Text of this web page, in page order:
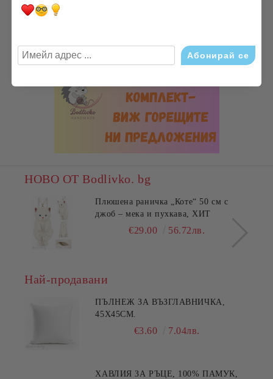
НОВО ОТ Bodlivko. bg
Плюшена раничка „Коте“ 50 см с
джоб – мека и пухкава, ХИТ
€29.00 56.72лв.
Най-продавани
ПЪЛНЕЖ ЗА ВЪЗГЛАВНИЧКА,
45X45СМ.
€3.60 7.04лв.
ХАВЛИЯ ЗА РЪЦЕ, 100% ПАМУК,